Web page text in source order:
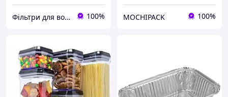
Фільтри для води Осмос Глечики Картриджі 100% MOCHIPACK 100%